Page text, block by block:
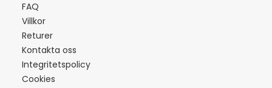
FAQ
Villkor
Returer
Kontakta oss
Integritetspolicy
Cookies